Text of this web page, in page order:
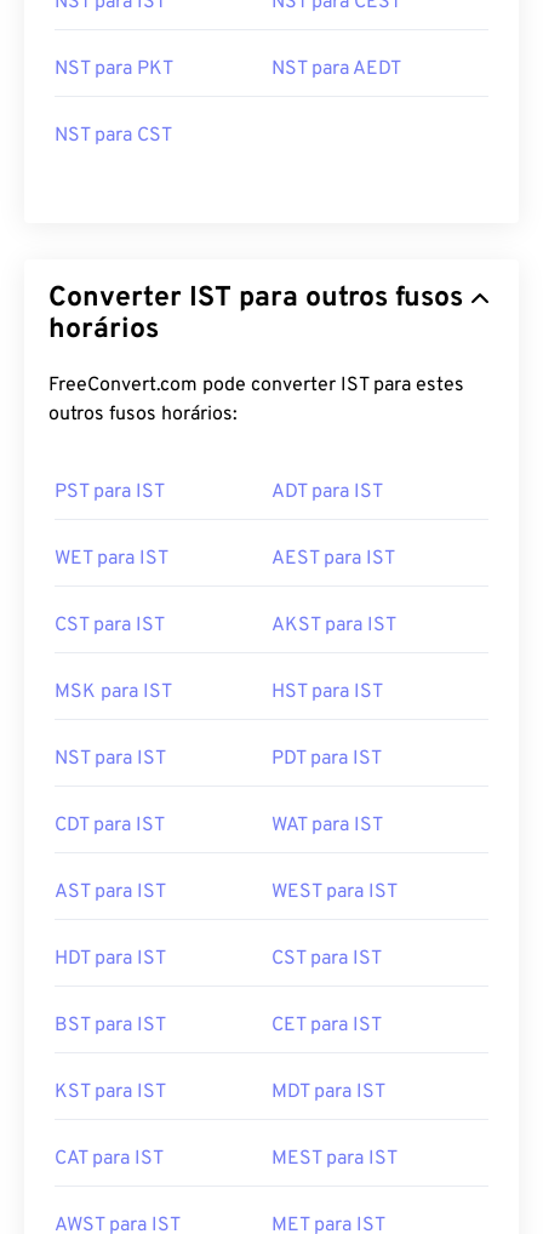
NST para PKT NST para AEDT
NST para CST
Converter IST para outros fusos
horários
FreeConvert.com pode converter IST para estes
outros fusos horários:
PST para IST ADT para IST
WET para IST AEST para IST
CST para IST AKST para IST
MSK para IST HST para IST
NST para IST PDT para IST
CDT para IST WAT para IST
AST para IST WEST para IST
HDT para IST CST para IST
BST para IST CET para IST
KST para IST MDT para IST
CAT para IST MEST para IST
AWST para IST MET para IST